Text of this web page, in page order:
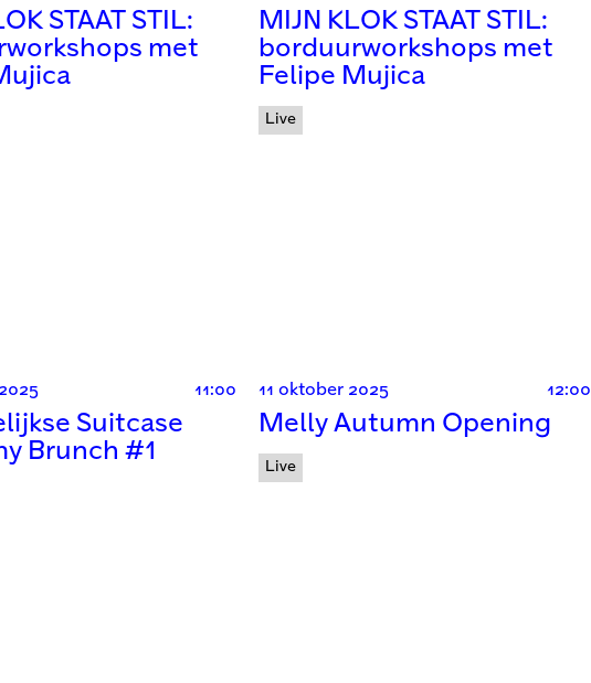
STAAT STIL:
met
MIJN KLOK STAAT STIL:
borduurworkshops met
Felipe Mujica
Live
11:00
Suitcase
Brunch #1
11 oktober 2025 12:00
Melly Autumn Opening
Live